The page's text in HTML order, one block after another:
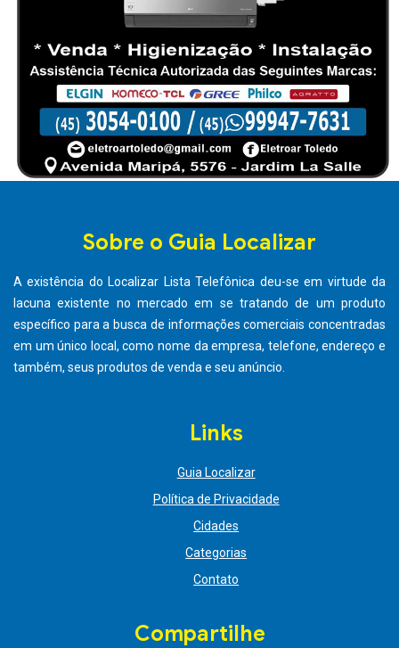
Sobre o Guia Localizar
A existência do Localizar Lista Telefônica deu-se em virtude da
lacuna existente no mercado em se tratando de um produto
específico para a busca de informações comerciais concentradas
em um único local, como nome da empresa, telefone, endereço e
também, seus produtos de venda e seu anúncio.
Links
Guia Localizar
Política de Privacidade
Cidades
Categorias
Contato
Compartilhe